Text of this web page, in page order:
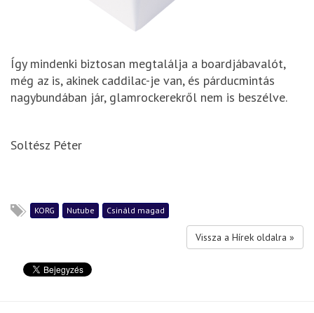
Így mindenki biztosan megtalálja a boardjábavalót,
még az is, akinek caddilac-je van, és párducmintás
nagybundában jár, glamrockerekről nem is beszélve.
Soltész Péter
KORG Nutube Csináld magad
Vissza a Hírek oldalra »